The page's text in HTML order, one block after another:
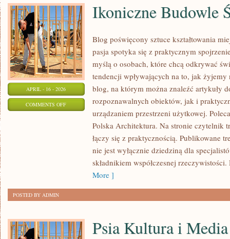
APRIL - 16 - 2026
COMMENTS OFFON
IKONICZNE
Ikoniczne Budowle
Blog poświęcony sztuce kształtowania
pasja spotyka się z praktycznym
myślą o osobach, które chcą odkrywać
tendencji wpływających na to, jak żyjemy
blog, na którym można znaleźć artykuły
rozpoznawalnych obiektów, jak i
urządzaniem przestrzeni użytkowej.
Polska Architektura. Na stronie czytelnik
łączy się z praktycznością. Publikowane
nie jest wyłącznie dziedziną dla
składnikiem współczesnej
More ]
POSTED BY ADMIN
Psia Kultura i Media